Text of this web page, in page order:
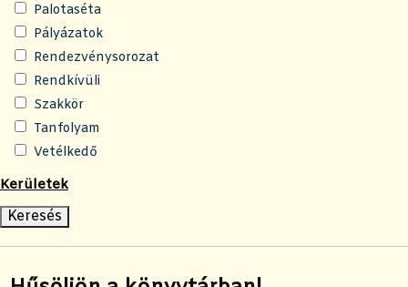
Palotaséta
Pályázatok
Rendezvénysorozat
Rendkívüli
Szakkör
Tanfolyam
Vetélkedő
Kerületek